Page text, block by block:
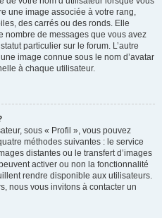
une image associée à votre rang,
des carrés ou des ronds. Elle
nombre de messages que vous avez
particulier sur le forum. L’autre
image connue sous le nom d’avatar
à chaque utilisateur.
sous « Profil », vous pouvez
méthodes suivantes : le service
distantes ou le transfert d’images
activer ou non la fonctionnalité
rendre disponible aux utilisateurs.
nous vous invitons à contacter un